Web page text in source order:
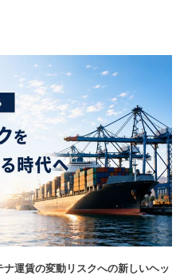
運賃の変動リスクへの新しいヘッ